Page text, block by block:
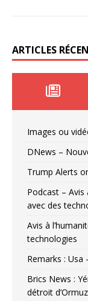
ARTICLES
Images ou
DNews –
Trump Alerts
Podcast – Avis
avec des
Avis à
technologies
Remarks : Usa
Brics News :
détroit